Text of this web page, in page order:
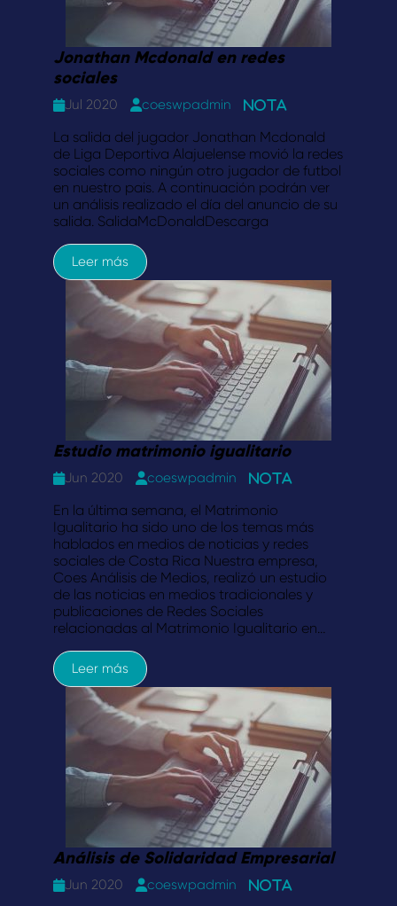
Jonathan Mcdonald en redes
sociales
Jul 2020 coeswpadmin Nota
La salida del jugador Jonathan Mcdonald
de Liga Deportiva Alajuelense movió la redes
sociales como ningún otro jugador de futbol
en nuestro pais. A continuación podrán ver
un análisis realizado el día del anuncio de su
salida. SalidaMcDonaldDescarga
Leer más
Estudio matrimonio igualitario
Jun 2020 coeswpadmin Nota
En la última semana, el Matrimonio
Igualitario ha sido uno de los temas más
hablados en medios de noticias y redes
sociales de Costa Rica Nuestra empresa,
Coes Análisis de Medios, realizó un estudio
de las noticias en medios tradicionales y
publicaciones de Redes Sociales
relacionadas al Matrimonio Igualitario en…
Leer más
Análisis de Solidaridad Empresarial
Jun 2020 coeswpadmin Nota